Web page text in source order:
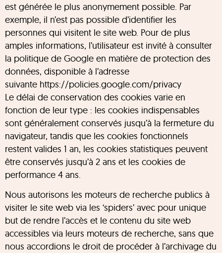
est générée le plus anonymement possible. Par
exemple, il n’est pas possible d’identifier les
personnes qui visitent le site web. Pour de plus
amples informations, l’utilisateur est invité à consulter
la politique de Google en matière de protection des
données, disponible à l’adresse
suivante https://policies.google.com/privacy
Le délai de conservation des cookies varie en
fonction de leur type : les cookies indispensables
sont généralement conservés jusqu’à la fermeture du
navigateur, tandis que les cookies fonctionnels
restent valides 1 an, les cookies statistiques peuvent
être conservés jusqu’à 2 ans et les cookies de
performance 4 ans.
Nous autorisons les moteurs de recherche publics à
visiter le site web via les ‘spiders’ avec pour unique
but de rendre l’accès et le contenu du site web
accessibles via leurs moteurs de recherche, sans que
nous accordions le droit de procéder à l’archivage du